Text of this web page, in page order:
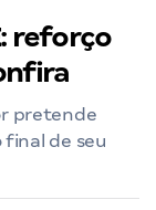
reforço
pretende
de seu